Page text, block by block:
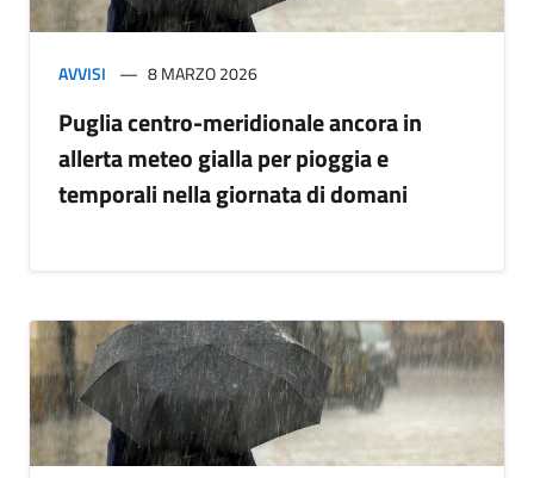
AVVISI 8 MARZO 2026
Puglia centro-meridionale ancora in
allerta meteo gialla per pioggia e
temporali nella giornata di domani